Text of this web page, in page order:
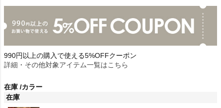
990円以上の購入で使える5%OFFクーポン
詳細・その他対象アイテム一覧はこちら
在庫 カラー
在庫